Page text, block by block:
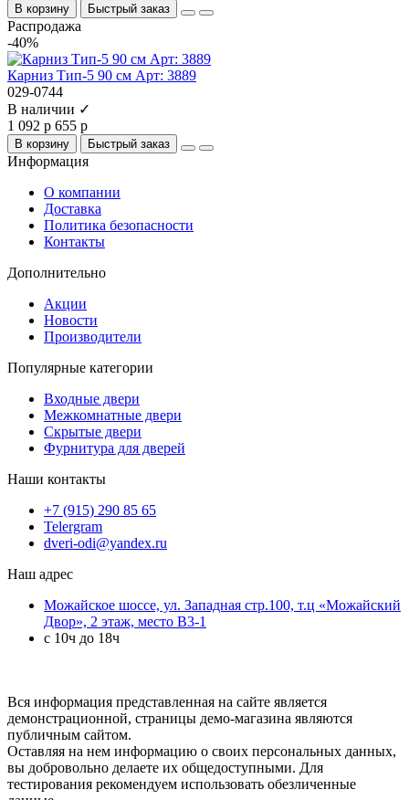
В корзину Быстрый заказ
Распродажа
-40%
Карниз Тип-5 90 см Арт: 3889
029-0744
В наличии ✓
1 092 р 655 р
В корзину Быстрый заказ
Информация
О компании
Доставка
Политика безопасности
Контакты
Дополнительно
Акции
Новости
Производители
Популярные категории
Входные двери
Межкомнатные двери
Скрытые двери
Фурнитура для дверей
Наши контакты
+7 (915) 290 85 65
Telergram
dveri-odi@yandex.ru
Наш адрес
Можайское шоссе, ул. Западная стр.100, т.ц «Можайский
Двор», 2 этаж, место B3-1
с 10ч до 18ч
Вся информация представленная на сайте является
демонстрационной, страницы демо-магазина являются
публичным сайтом.
Оставляя на нем информацию о своих персональных данных,
вы добровольно делаете их общедоступными. Для
тестирования рекомендуем использовать обезличенные